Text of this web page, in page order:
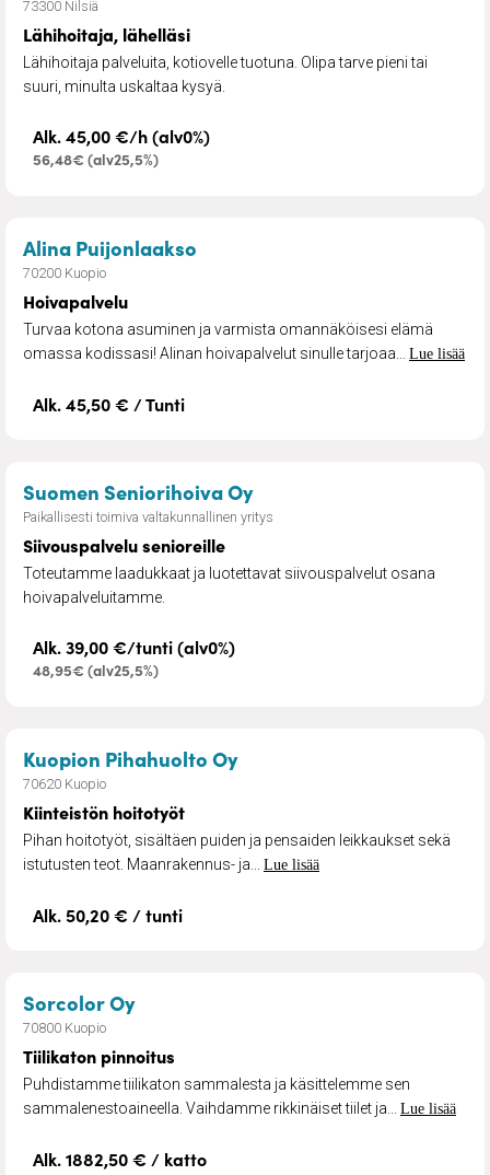
73300 Nilsiä
Lähihoitaja, lähelläsi
Lähihoitaja palveluita, kotiovelle tuotuna. Olipa tarve pieni tai
suuri, minulta uskaltaa kysyä.
Alk. 45,00 €/h (alv0%)
56,48€ (alv25,5%)
Alina Puijonlaakso
70200 Kuopio
Hoivapalvelu
Turvaa kotona asuminen ja varmista omannäköisesi elämä
omassa kodissasi! Alinan hoivapalvelut sinulle tarjoaa... Lue lisää
Alk. 45,50 € / Tunti
Suomen Seniorihoiva Oy– Siivouspalvelu
Paikallisesti toimiva valtakunnallinen yritys
Siivouspalvelu senioreille
Toteutamme laadukkaat ja luotettavat siivouspalvelut osana
hoivapalveluitamme.
Alk. 39,00 €/tunti (alv0%)
48,95€ (alv25,5%)
Kuopion Pihahuolto Oy– Kiinteistön hoitotyöt
70620 Kuopio
Kiinteistön hoitotyöt
Pihan hoitotyöt, sisältäen puiden ja pensaiden leikkaukset sekä
istutusten teot. Maanrakennus- ja... Lue lisää
Alk. 50,20 € / tunti
Sorcolor Oy– Tiilikaton pinnoitus
70800 Kuopio
Tiilikaton pinnoitus
Puhdistamme tiilikaton sammalesta ja käsittelemme sen
sammalenestoaineella. Vaihdamme rikkinäiset tiilet ja... Lue lisää
Alk. 1882,50 € / katto